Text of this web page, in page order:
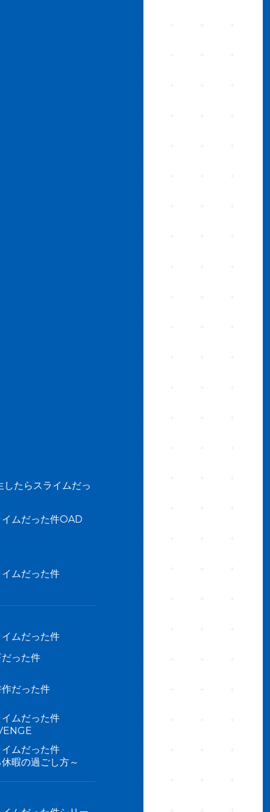
したらスライムだっ
ムだった件OAD
ムだった件
ムだった件
った件
だった件
ムだった件
ムだった件
暇の過ごし方～